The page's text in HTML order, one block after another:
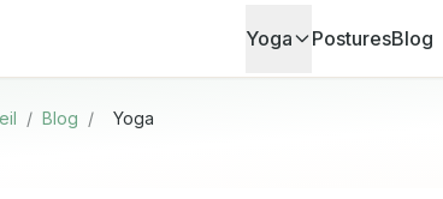
Yoga PosturesBlog
/ Blog / Yoga